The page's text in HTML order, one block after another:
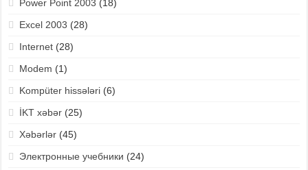
Power Point 2003 (18)
Excel 2003 (28)
Internet(28)
Modem (1)
Kompüter hissələri(6)
İKT xəbər(25)
Xəbərlər(45)
Электронные учебники (24)